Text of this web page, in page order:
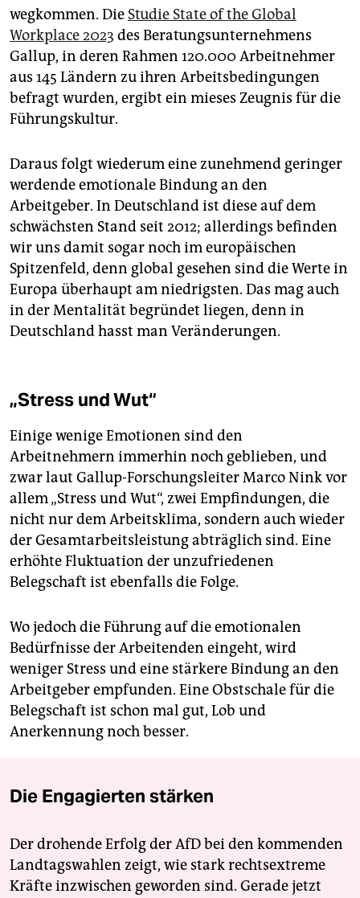
wegkommen. Die Studie State of the Global
Workplace 2023 des Beratungsunternehmens
Gallup, in deren Rahmen 120.000 Arbeitnehmer
aus 145 Ländern zu ihren Arbeitsbedingungen
befragt wurden, ergibt ein mieses Zeugnis für die
Führungskultur.
Daraus folgt wiederum eine zunehmend geringer
werdende emotionale Bindung an den
Arbeitgeber. In Deutschland ist diese auf dem
schwächsten Stand seit 2012; allerdings befinden
wir uns damit sogar noch im europäischen
Spitzenfeld, denn global gesehen sind die Werte in
Europa überhaupt am niedrigsten. Das mag auch
in der Mentalität begründet liegen, denn in
Deutschland hasst man Veränderungen.
„Stress und Wut“
Einige wenige Emotionen sind den
Arbeitnehmern immerhin noch geblieben, und
zwar laut Gallup-Forschungsleiter Marco Nink vor
allem „Stress und Wut“, zwei Empfindungen, die
nicht nur dem Arbeitsklima, sondern auch wieder
der Gesamtarbeitsleistung abträglich sind. Eine
erhöhte Fluktuation der unzufriedenen
Belegschaft ist ebenfalls die Folge.
Wo jedoch die Führung auf die emotionalen
Bedürfnisse der Arbeitenden eingeht, wird
weniger Stress und eine stärkere Bindung an den
Arbeitgeber empfunden. Eine Obstschale für die
Belegschaft ist schon mal gut, Lob und
Anerkennung noch besser.
Die Engagierten stärken
Der drohende Erfolg der AfD bei den kommenden
Landtagswahlen zeigt, wie stark rechtsextreme
Kräfte inzwischen geworden sind. Gerade jetzt